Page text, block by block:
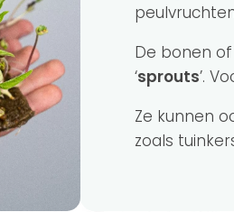
De bonen
‘sprouts’.
Ze kunnen
zoals